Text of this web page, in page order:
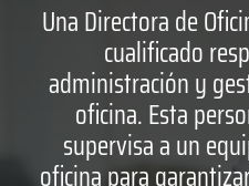
Una Directora de
cualificado
administración y
oficina. Esta
supervisa a un
oficina para